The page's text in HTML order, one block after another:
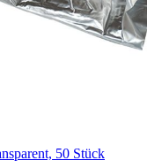
50 Stück